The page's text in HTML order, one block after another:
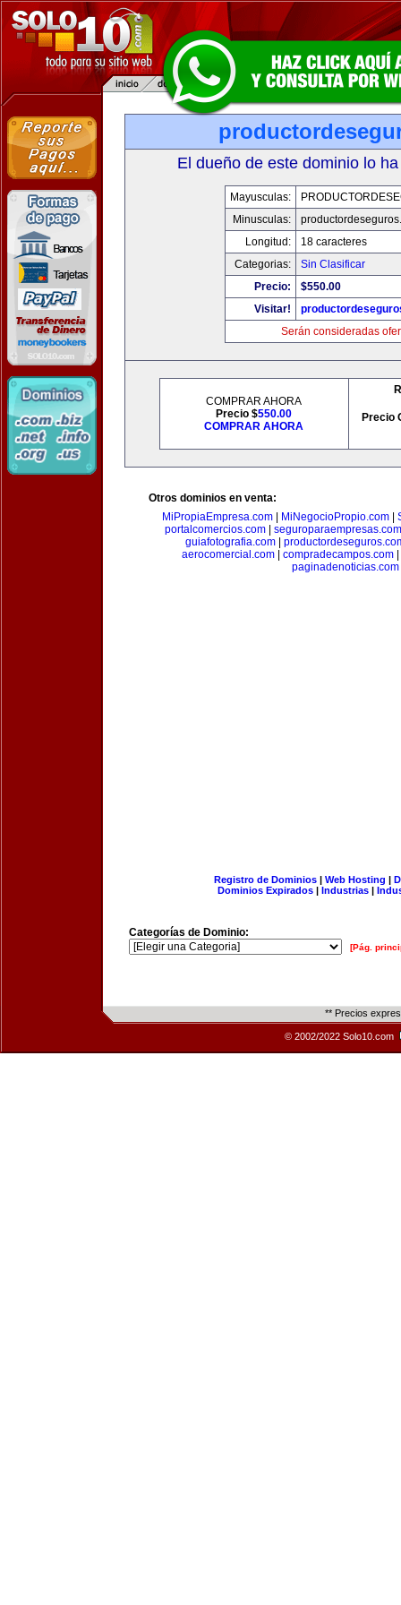
El dueño de este dominio lo
Mayusculas:
Minusculas:
Longitud:
18 caracteres
Categorias:
Sin Clasificar
Precio:
$550.00
Visitar!
Serán consideradas
COMPRAR AHORA
Precio $550.00
COMPRAR AHORA
Precio
Otros dominios en venta:
MiPropiaEmpresa.com
MiNegocioPropio.com
portalcomercios.com| seguroparaempresas.com
guiafotografia.com
aerocomercial.com| compradecampos.com|
paginadenoticias.com
Registro de Dominios| Web Hosting |
Dominios Expirados | Industrias |
Categorías de Dominio:
[Pág.
** Precios
© 2002/2022 Solo10.com